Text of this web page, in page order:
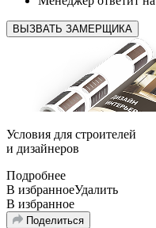
ВЫЗВАТЬ ЗАМЕРЩИКА
Условия для строителей
и дизайнеров
Подробнее
В избранноеУдалить
В избранное
Поделиться